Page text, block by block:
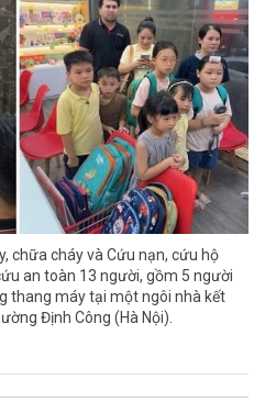
chữa cháy và Cứu nạn, cứu hộ
an toàn 13 người, gồm 5 người
thang máy tại một ngôi nhà kết
Định Công (Hà Nội).